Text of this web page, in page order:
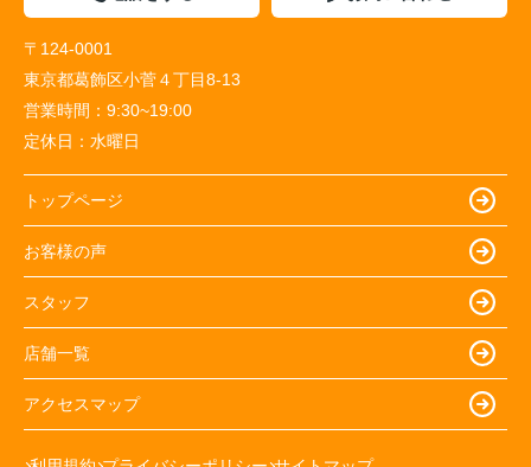
〒124-0001
東京都葛飾区小菅４丁目8-13
営業時間： 9:30~19:00
定休日： 水曜日
トップページ
お客様の声
スタッフ
店舗一覧
アクセスマップ